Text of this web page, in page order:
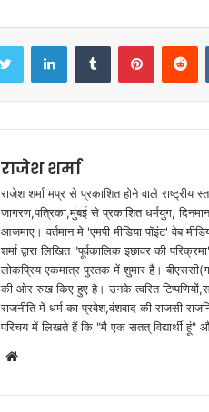
राजेश शर्मा
राजेश शर्मा मप्र से प्रकाशित होने वाले
जागरण,पत्रिका,मुंबई से प्रकाशित धर्मयुग,
आजमाए। वर्तमान मे 'एमपी मीडिया पॉइंट' वेब
शर्मा द्वारा लिखित "पूर्वकालिक इछावर की
लोकप्रिय एकमात्र पुस्तक में शुमार हैं।
की ओर रुख किए हुए है। उनके त्वरित
राजनीति में धर्म का प्रवेश,वंशवाद की राजसी
परिचय में लिखते हैं कि "मै एक सतत् विद्यार्थी
b